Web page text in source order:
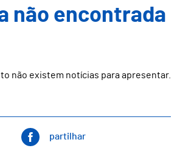
não encontrada
não existem notícias para apresentar.
partilhar